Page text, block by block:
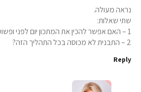
נראה מעולה.
שתי שאלות:
1 – האם אפשר להכין את המתכון יום לפני ופשוט לחמם לפני הארוחה?
2 – התבנית לא מכוסה בכל התהליך הזה?
Reply